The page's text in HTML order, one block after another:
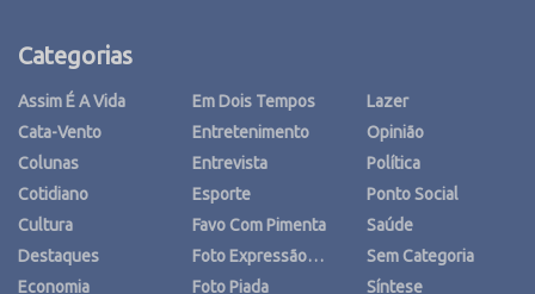
Categorias
Assim É A Vida
Cata-Vento
Colunas
Cotidiano
Cultura
Destaques
Economia
Em Dois Tempos
Entretenimento
Entrevista
Esporte
Favo Com Pimenta
Foto Expressão…
Foto Piada
Lazer
Opinião
Política
Ponto Social
Saúde
Sem Categoria
Síntese